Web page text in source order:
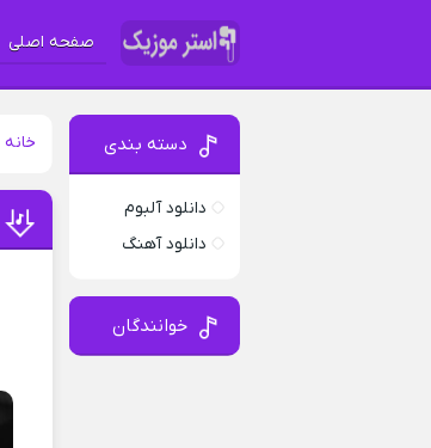
صفحه اصلی
خانه دسته بندی
دانلود آلبوم
دانلود آهنگ
خوانندگان